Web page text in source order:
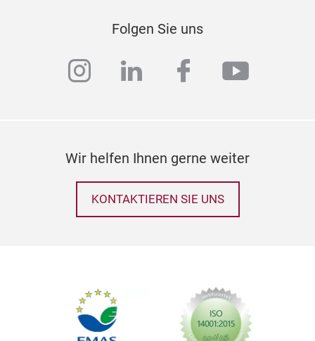
Folgen Sie uns
instagram
linkedinfacebook
Wir helfen Ihnen gerne weiter
KONTAKTIEREN SIE UNS